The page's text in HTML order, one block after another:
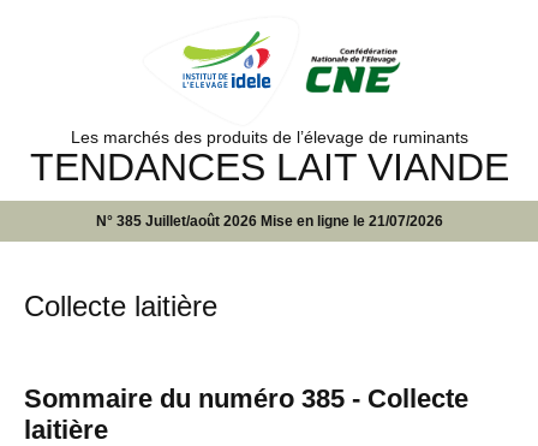
Les marchés des produits de l’élevage de ruminants
TENDANCES LAIT VIANDE
N° 385 Juillet/août 2026 Mise en ligne le 21/07/2026
Collecte laitière
Sommaire du numéro 385 - Collecte
laitière